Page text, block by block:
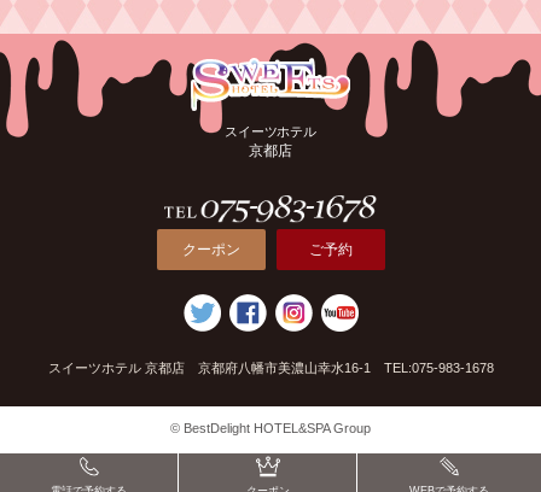
スイーツホテル
京都店
クーポン ご予約
スイーツホテル 京都店 京都府八幡市美濃山幸水16-1 TEL:075-983-1678
© BestDelight HOTEL&SPA Group